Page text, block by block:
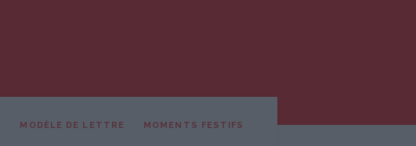
MODÈLE DE LETTRE MOMENTS FESTIFS